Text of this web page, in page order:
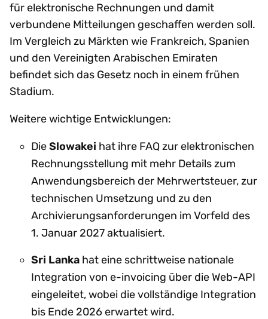
für elektronische Rechnungen und damit
verbundene Mitteilungen geschaffen werden soll.
Im Vergleich zu Märkten wie Frankreich, Spanien
und den Vereinigten Arabischen Emiraten
befindet sich das Gesetz noch in einem frühen
Stadium.
Weitere wichtige Entwicklungen:
DieSlowakei hat ihre FAQ zur elektronischen
Rechnungsstellung mit mehr Details zum
Anwendungsbereich der Mehrwertsteuer, zur
technischen Umsetzung und zu den
Archivierungsanforderungen im Vorfeld des
1. Januar 2027 aktualisiert.
Sri Lanka hat eine schrittweise nationale
Integration von e-invoicing über die Web-API
eingeleitet, wobei die vollständige Integration
bis Ende 2026 erwartet wird.